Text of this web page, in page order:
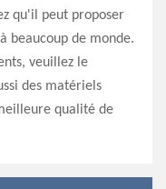
qu'il peut proposer
beaucoup de monde.
veuillez le
des matériels
qualité de